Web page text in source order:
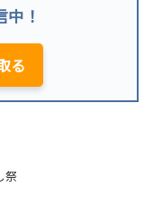
！
る
祭